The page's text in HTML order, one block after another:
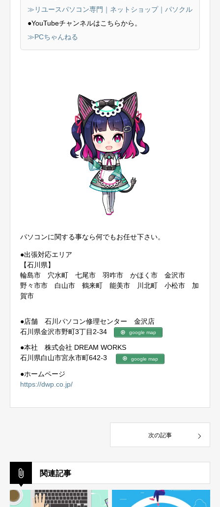
≫リユースパソコン専門｜ネットショップ｜パソクル
●YouTubeチャンネルはこちらから。
≫PCちゃんねる
パソコンに関する事なら何でもお任せ下さい。
●出張対応エリア
【石川県】
輪島市 穴水町 七尾市 羽咋市 かほく市 金沢市
野々市市 白山市 鶴来町 能美市 川北町 小松市 加
賀市
●店舗 石川パソコン修理センター 金沢店
石川県金沢市野町3丁目2-34
google map
●本社 株式会社 DREAM WORKS
石川県白山市宮永市町642-3
google map
●ホームページ
https://dwp.co.jp/
次の記事
関連記事